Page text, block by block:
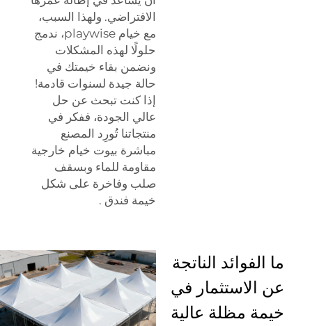
الافتراضي. ولهذا السبب،
مع خيام playwise، ندمج
حلولًا لهذه المشكلات
ونضمن بقاء خيمتك في
حالة جيدة لسنوات قادمة!
إذا كنت تبحث عن حل
عالي الجودة، ففكر في
منتجاتنا تُورِد المصنع
مباشرة بيوت خيام خارجية
مقاومة للماء وبسقف
صلب وفاخرة على شكل
خيمة فندق .
ما الفوائد الناتجة
عن الاستثمار في
خيمة مظلة عالية